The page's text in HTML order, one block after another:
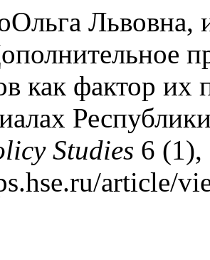
Львовна,
как фактор их
Studies 6 (1),
article/